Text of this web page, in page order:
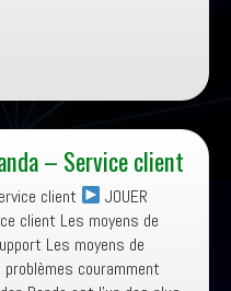
– Service client
client
JOUER
client Les moyens de
Les moyens de
couramment